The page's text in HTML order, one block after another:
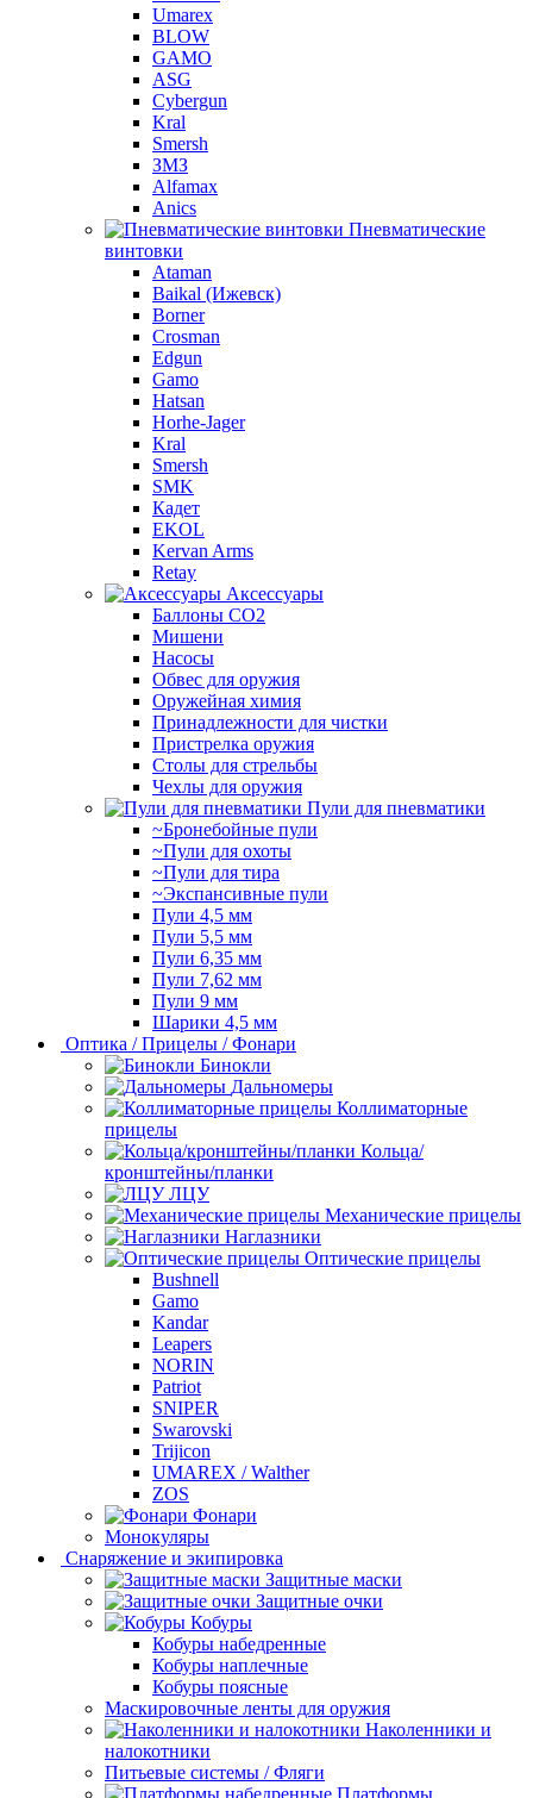
Umarex
BLOW
GAMO
ASG
Cybergun
Kral
Smersh
ЗМЗ
Alfamax
Anics
Пневматические
винтовки
Ataman
Baikal (Ижевск)
Borner
Crosman
Edgun
Gamo
Hatsan
Horhe-Jager
Kral
Smersh
SMK
Кадет
EKOL
Kervan Arms
Retay
Аксессуары
Баллоны СО2
Мишени
Насосы
Обвес для оружия
Оружейная химия
Принадлежности для чистки
Пристрелка оружия
Столы для стрельбы
Чехлы для оружия
Пули для пневматики
~Бронебойные пули
~Пули для охоты
~Пули для тира
~Экспансивные пули
Пули 4,5 мм
Пули 5,5 мм
Пули 6,35 мм
Пули 7,62 мм
Пули 9 мм
Шарики 4,5 мм
Оптика / Прицелы / Фонари
Бинокли
Дальномеры
Коллиматорные
прицелы
Кольца/
кронштейны/планки
ЛЦУ
Механические прицелы
Наглазники
Оптические прицелы
Bushnell
Gamo
Kandar
Leapers
NORIN
Patriot
SNIPER
Swarovski
Trijicon
UMAREX / Walther
ZOS
Фонари
Монокуляры
Снаряжение и экипировка
Защитные маски
Защитные очки
Кобуры
Кобуры набедренные
Кобуры наплечные
Кобуры поясные
Маскировочные ленты для оружия
Наколенники и
налокотники
Питьевые системы / Фляги
Платформы